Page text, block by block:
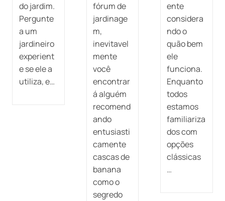
do jardim.
Pergunte
a um
jardineiro
experient
e se ele a
utiliza, e…
fórum de
jardinage
m,
inevitavel
mente
você
encontrar
á alguém
recomend
ando
entusiasti
camente
cascas de
banana
como o
segredo
ente
considera
ndo o
quão bem
ele
funciona.
Enquanto
todos
estamos
familiariza
dos com
opções
clássicas
…